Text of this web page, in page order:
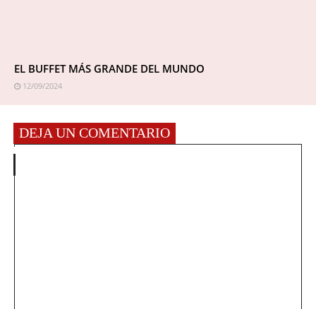
EL BUFFET MÁS GRANDE DEL MUNDO
12/09/2024
DEJA UN COMENTARIO